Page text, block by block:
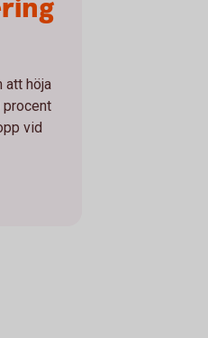
att höja
procent
vid